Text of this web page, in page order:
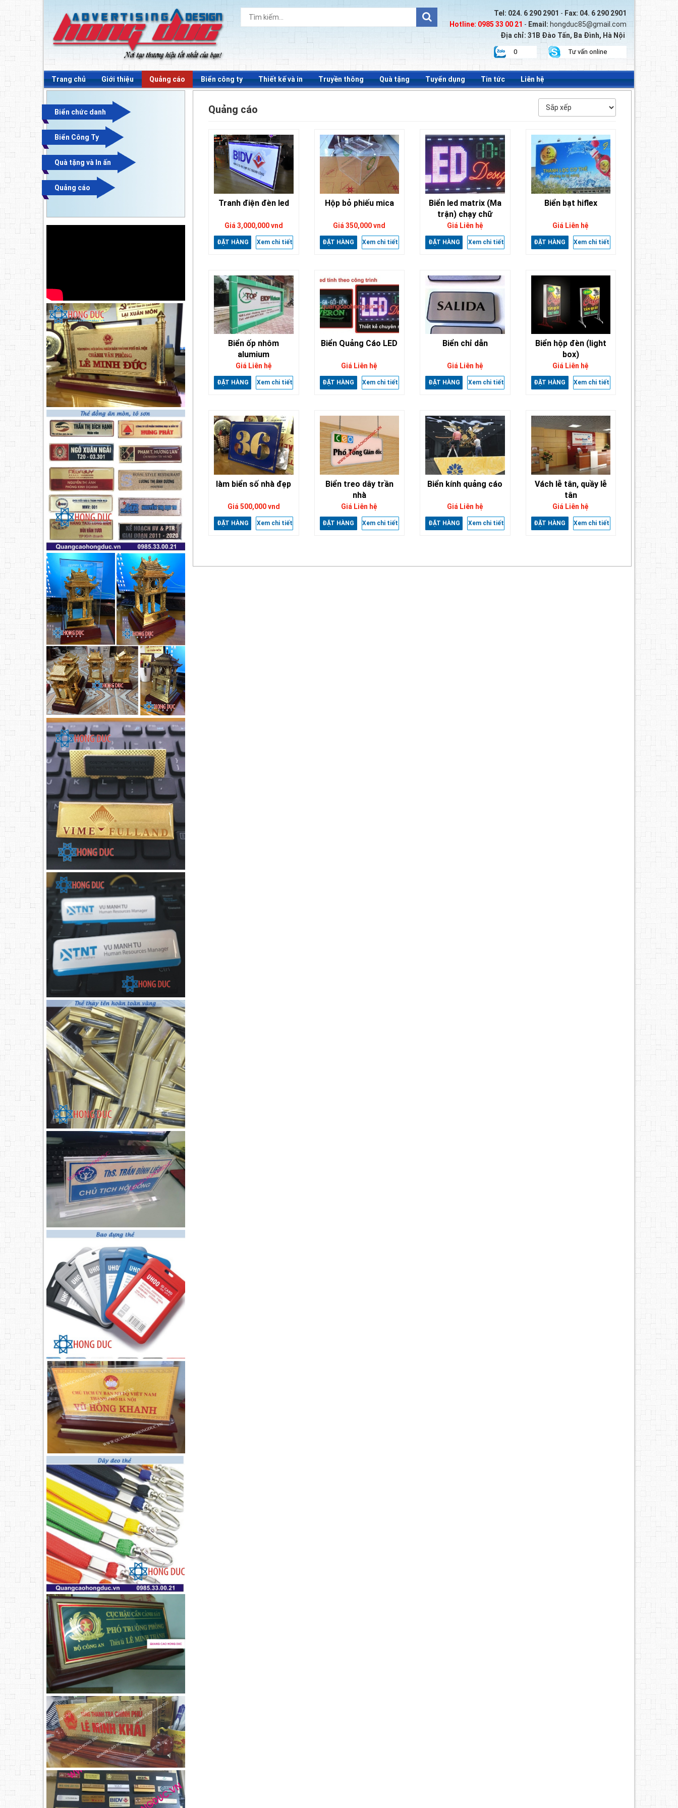
Tel: 024. 6 290 2901 - Fax: 04. 6 290 2901
Hotline: 0985 33 00 21 - Email: hongduc85@gmail.com
Địa chỉ: 31B Đào Tấn, Ba Đình, Hà Nội
0 Tư vấn online
Trang chủ Giới thiệu Quảng cáo Biển công ty Thiết kế và in Truyền thông Quà tặng Tuyển dụng Tin tức Liên hệ
Biển chức danh
Biển Công Ty
Quà tặng và In ấn
Quảng cáo
Quảng cáo
Tranh điện đèn led
Giá 3,000,000 vnd
ĐẶT HÀNG Xem chi tiết
Hộp bỏ phiếu mica
Giá 350,000 vnd
ĐẶT HÀNG Xem chi tiết
Biển led matrix (Ma
trận) chạy chữ
Giá Liên hệ
ĐẶT HÀNG Xem chi tiết
Biển bạt hiflex
Giá Liên hệ
ĐẶT HÀNG Xem chi tiết
Biển ốp nhôm
alumium
Giá Liên hệ
ĐẶT HÀNG Xem chi tiết
Biển Quảng Cáo LED
Giá Liên hệ
ĐẶT HÀNG Xem chi tiết
Biển chỉ dẫn
Giá Liên hệ
ĐẶT HÀNG Xem chi tiết
Biển hộp đèn (light
box)
Giá Liên hệ
ĐẶT HÀNG Xem chi tiết
làm biển số nhà đẹp
Giá 500,000 vnd
ĐẶT HÀNG Xem chi tiết
Biển treo dây trần
nhà
Giá Liên hệ
ĐẶT HÀNG Xem chi tiết
Biển kính quảng cáo
Giá Liên hệ
ĐẶT HÀNG Xem chi tiết
Vách lễ tân, quầy lễ
tân
Giá Liên hệ
ĐẶT HÀNG Xem chi tiết